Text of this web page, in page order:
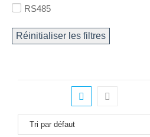
RS485
Réinitialiser les filtres